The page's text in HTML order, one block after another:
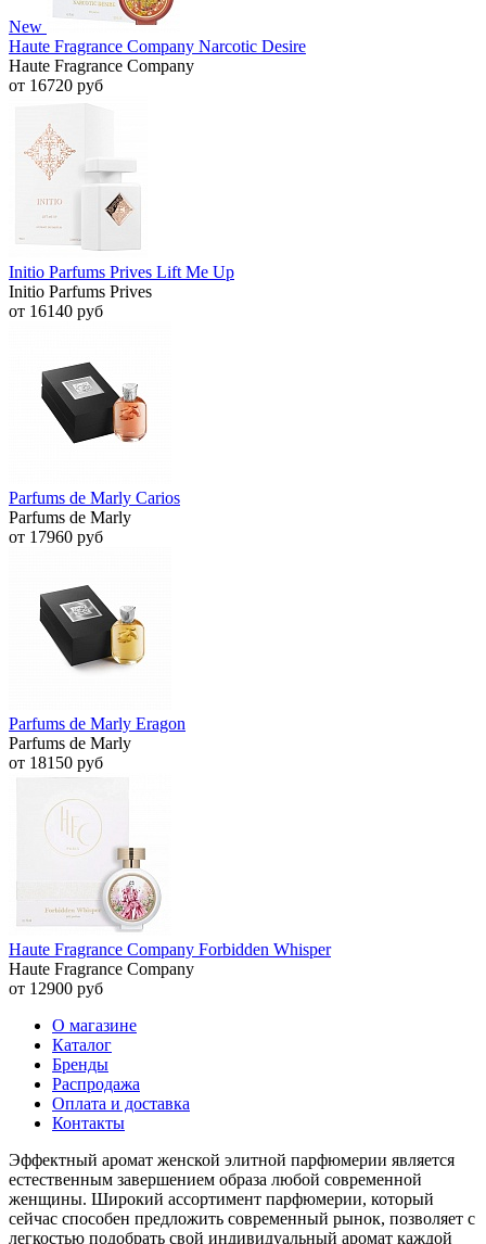
New
Haute Fragrance Company Narcotic Desire
Haute Fragrance Company
от 16720 руб
Initio Parfums Prives Lift Me Up
Initio Parfums Prives
от 16140 руб
Parfums de Marly Carios
Parfums de Marly
от 17960 руб
Parfums de Marly Eragon
Parfums de Marly
от 18150 руб
Haute Fragrance Company Forbidden Whisper
Haute Fragrance Company
от 12900 руб
О магазине
Каталог
Бренды
Распродажа
Оплата и доставка
Контакты
Эффектный аромат женской элитной парфюмерии является
естественным завершением образа любой современной
женщины. Широкий ассортимент парфюмерии, который
сейчас способен предложить современный рынок, позволяет с
легкостью подобрать свой индивидуальный аромат каждой